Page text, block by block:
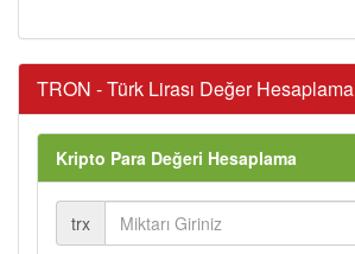
TRON - Türk Lirası Değer Hesaplama
Kripto Para Değeri Hesaplama
trx